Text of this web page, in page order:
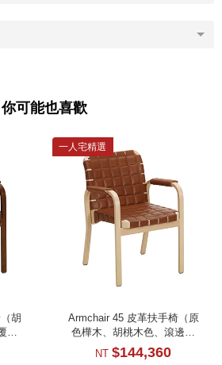
你可能也喜歡
胡
一人宅精選
Armchair 45 皮革扶手椅（原
色樺木、胡桃木色、滾邊扶
手）
NT $144,360